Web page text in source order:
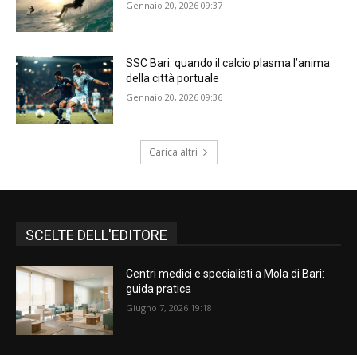
Gennaio 20, 2026 09:37
SSC Bari: quando il calcio plasma l’anima
della città portuale
Gennaio 20, 2026 09:36
Carica altri
SCELTE DELL'EDITORE
Centri medici e specialisti a Mola di Bari:
guida pratica
Giugno 7, 2026 19:18